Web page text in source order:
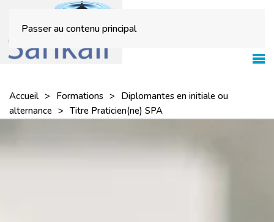
Passer au contenu principal
Accueil Formations
Diplomantes en initiale ou
alternance
Titre Praticien(ne) SPA